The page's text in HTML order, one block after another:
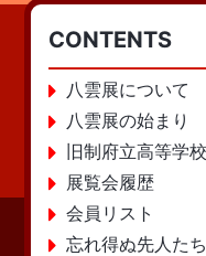
CONTENTS
八雲展について
八雲展の始まり
旧制府立高等学
展覧会履歴
会員リスト
忘れ得ぬ先人たち